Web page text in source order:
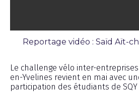
Reportage vidéo : Saïd Aït-
Le challenge vélo inter-
en-Yvelines revient en mai avec
participation des étudiants de SQY